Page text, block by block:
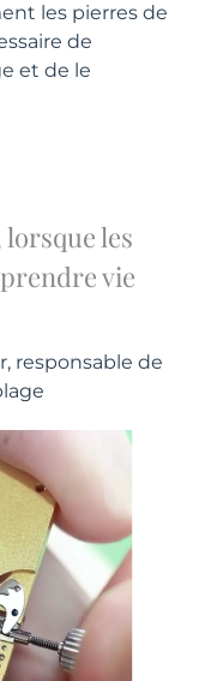
les pierres de
de
et de le
les
vie
responsable de